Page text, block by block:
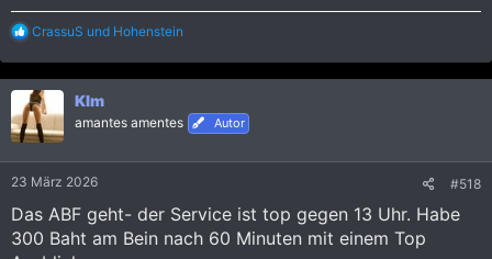
R
a
k
t
i
o
n
CrassuS und Hohenstein
KIm
amantes amentes Autor
23 März 2026 #518
Das ABF geht- der Service ist top gegen 13 Uhr. Habe
300 Baht am Bein nach 60 Minuten mit einem Top